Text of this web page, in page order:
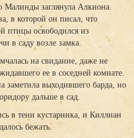
Малинды заглянула Алкиона.
в которой он писал, что
птицы освободился из
в саду возле замка.
на свидание, даже не
ее в соседней комнате.
заметила выходившего барда, но
дальше в сад.
в тени кустарника, и Киллиан
бежать.